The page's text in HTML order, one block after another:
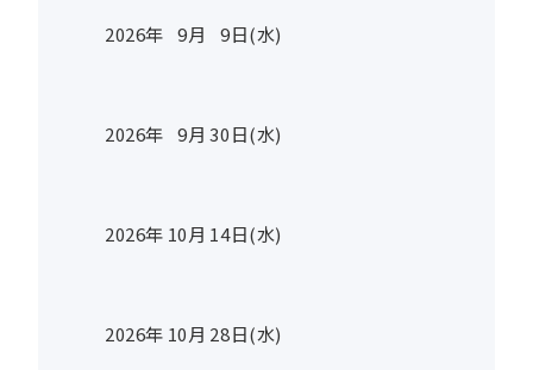
2026年 9月 9日(水)
2026年 9月 30日(水)
2026年 10月 14日(水)
2026年 10月 28日(水)